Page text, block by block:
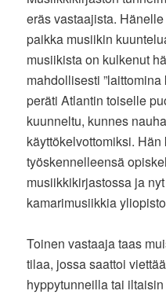
eräs vastaajista.
paikka musiikin
musiikista on kulkenut
mahdollisesti
peräti Atlantin toiselle
kuunneltu, kunnes
käyttökelvottomiksi.
työskennelleensä
musiikkikirjastossa ja
kamarimusiikkia
Toinen vastaaja taas
tilaa, jossa saattoi
hyppytunneilla tai